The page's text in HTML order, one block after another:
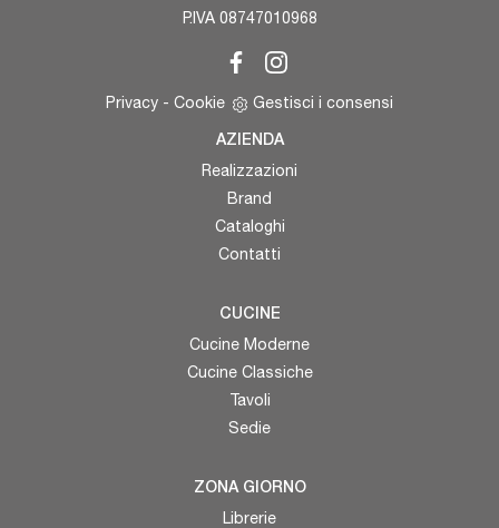
P.IVA 08747010968
Privacy - Cookie Gestisci i consensi
AZIENDA
Realizzazioni
Brand
Cataloghi
Contatti
CUCINE
Cucine Moderne
Cucine Classiche
Tavoli
Sedie
ZONA GIORNO
Librerie